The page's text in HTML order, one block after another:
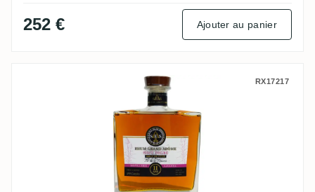
252 € Ajouter au panier
Saint Eloi Spirits Savanna Rhum Grand
RX17217